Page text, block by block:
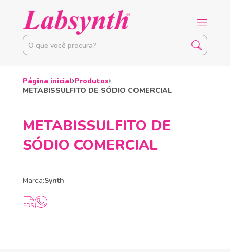
Página inicial Produtos
METABISSULFITO DE SÓDIO COMERCIAL
METABISSULFITO DE
SÓDIO COMERCIAL
Marca:Synth